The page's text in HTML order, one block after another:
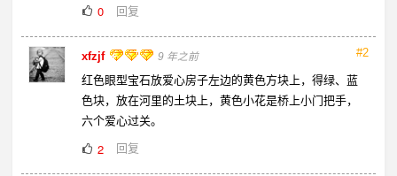
0
回复
#2
xfzjf 9 年之前
红色眼型宝石放爱心房子左边的黄色方块上，得绿、蓝
色块，放在河里的土块上，黄色小花是桥上小门把手，
六个爱心过关。
2
回复